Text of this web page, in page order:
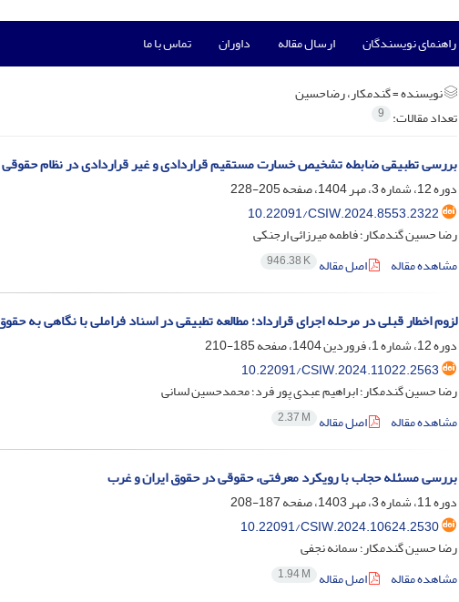
راهنمای نویسندگان ارسال مقاله داوران تماس با ما
نویسنده =گندمکار، رضاحسین
تعداد مقالات: 9
بررسی تطبیقی ضابطه تشخیص خسارت مستقیم قراردادی و غیر قراردادی در نظام حقوقی
دوره 12، شماره 3، مهر 1404، صفحه
205-228
10.22091/CSIW.2024.8553.2322
رضا حسین گندمکار؛ فاطمه میرزائی ارجنکی
مشاهده مقاله
اصل مقاله 946.38 K
لزوم اخطار قبلی در مرحله اجرای قرارداد؛ مطالعه تطبیقی در اسناد فراملی با نگاهی به
دوره 12، شماره 1، فروردین 1404، صفحه
185-210
10.22091/CSIW.2024.11022.2563
رضا حسین گندمکار؛ ابراهیم عبدی پور فرد؛ محمدحسین لسانی
مشاهده مقاله
اصل مقاله 2.37 M
بررسی مسئله حجاب با رویکرد معرفتی، حقوقی در حقوق ایران و غرب
دوره 11، شماره 3، مهر 1403، صفحه
187-208
10.22091/CSIW.2024.10624.2530
رضا حسین گندمکار؛ سمانه نجفی
مشاهده مقاله
اصل مقاله 1.94 M